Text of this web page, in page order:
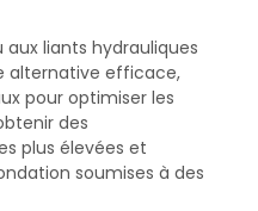
liants hydrauliques
alternative efficace,
pour optimiser les
des
plus élevées et
soumises à des